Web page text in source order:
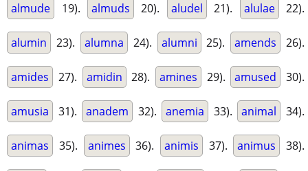
almude 19). almuds 20). aludel 21). alulae 22).
alumin 23). alumna 24). alumni 25). amends 26).
amides 27). amidin 28). amines 29). amused 30).
amusia 31). anadem 32). anemia 33). animal 34).
animas 35). animes 36). animis 37). animus 38).